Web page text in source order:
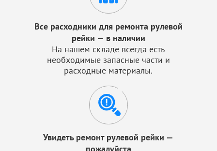
Все расходники для ремонта рулевой
рейки — в наличии
На нашем складе всегда есть
необходимые запасные части и
расходные материалы.
Увидеть ремонт рулевой рейки —